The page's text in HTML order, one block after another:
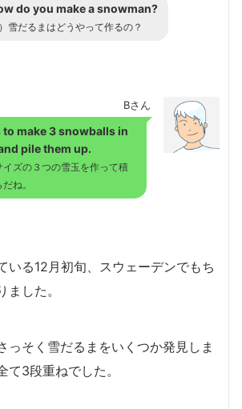
do you make a snowman?
雪だるまはどうやって作るの？
Bさん
make 3 snowballs in
pile them up.
ズの３つの雪玉を作って積
ね。
いる12月初旬、スウェーデンでもち
ました。
っそく雪だるまをいくつか発見しま
て3段重ねでした。